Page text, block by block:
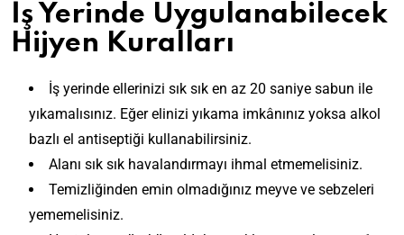
İş Yerinde Uygulanabilecek
Hijyen Kuralları
İş yerinde ellerinizi sık sık en az 20 saniye sabun ile
yıkamalısınız. Eğer elinizi yıkama imkânınız yoksa alkol
bazlı el antiseptiği kullanabilirsiniz.
Alanı sık sık havalandırmayı ihmal etmemelisiniz.
Temizliğinden emin olmadığınız meyve ve sebzeleri
yememelisiniz.